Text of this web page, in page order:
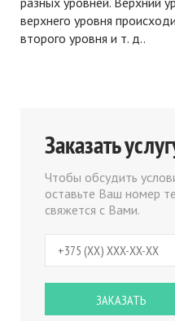
верхнего уровня
второго уровня и т. д..
Заказать
Чтобы обсудить
оставьте Ваш номер
свяжется с Вами.